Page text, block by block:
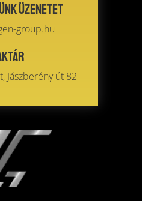
üzenetet
group.hu
Jászberény út 82